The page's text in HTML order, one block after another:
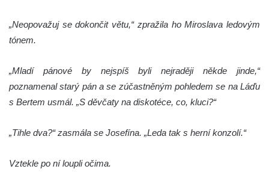
„Neopovažuj se dokončit větu,“ zpražila ho Miroslava ledovým
tónem.
„Mladí pánové by nejspíš byli nejraději někde jinde,“
poznamenal starý pán a se zúčastněným pohledem se na Láďu
s Bertem usmál. „S děvčaty na diskotéce, co, kluci?“
„Tihle dva?“ zasmála se Josefína. „Leda tak s herní konzolí.“
Vztekle po ní loupli očima.